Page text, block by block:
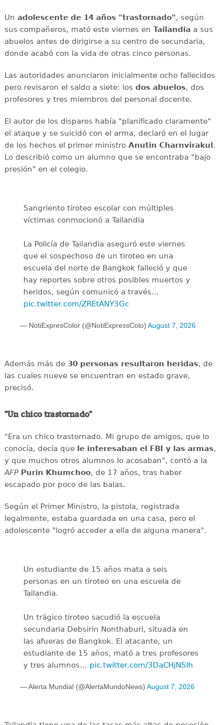
Un adolescente de 14 años "trastornado", según
sus compañeros, mató este viernes en Tailandia a sus
abuelos antes de dirigirse a su centro de secundaria,
donde acabó con la vida de otras cinco personas.
Las autoridades anunciaron inicialmente ocho fallecidos
pero revisaron el saldo a siete: los dos abuelos, dos
profesores y tres miembros del personal docente.
El autor de los disparos había "planificado claramente"
el ataque y se suicidó con el arma, declaró en el lugar
de los hechos el primer ministro Anutin Charnvirakul.
Lo describió como un alumno que se encontraba "bajo
presión" en el colegio.
Sangriento tiroteo escolar con múltiples
víctimas conmocionó a Tailandia
La Policía de Tailandia aseguró este viernes
que el sospechoso de un tiroteo en una
escuela del norte de Bangkok falleció y que
hay reportes sobre otros posibles muertos y
heridos, según comunicó a través…
pic.twitter.com/ZREtANY3Gc
— NotiExpresColor (@NotiExpressColo) August 7, 2026
Además más de 30 personas resultaron heridas, de
las cuales nueve se encuentran en estado grave,
precisó.
"Un chico trastornado"
"Era un chico trastornado. Mi grupo de amigos, que lo
conocía, decía que le interesaban el FBI y las armas,
y que muchos otros alumnos lo acosaban", contó a la
AFP Purin Khumchoo, de 17 años, tras haber
escapado por poco de las balas.
Según el Primer Ministro, la pistola, registrada
legalmente, estaba guardada en una casa, pero el
adolescente "logró acceder a ella de alguna manera".
Un estudiante de 15 años mata a seis
personas en un tiroteo en una escuela de
Tailandia.
Un trágico tiroteo sacudió la escuela
secundaria Debsirin Nonthaburi, situada en
las afueras de Bangkok. El atacante, un
estudiante de 15 años, mató a tres profesores
y tres alumnos… pic.twitter.com/3DaCHjNSIh
— Alerta Mundial (@AlertaMundoNews) August 7, 2026